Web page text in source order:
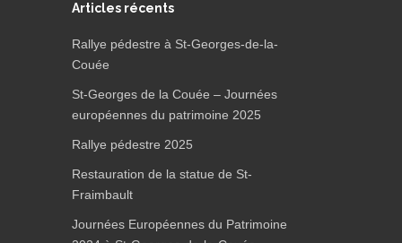
Articles récents
Rallye pédestre à St-Georges-de-la-
Couée
St-Georges de la Couée – Journées
européennes du patrimoine 2025
Rallye pédestre 2025
Restauration de la statue de St-
Fraimbault
Journées Européennes du Patrimoine